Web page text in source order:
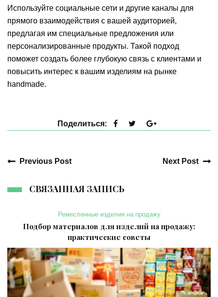
Используйте социальные сети и другие каналы для
прямого взаимодействия с вашей аудиторией,
предлагая им специальные предложения или
персонализированные продукты. Такой подход
поможет создать более глубокую связь с клиентами и
повысить интерес к вашим изделиям на рынке
handmade.
Поделиться:
Previous Post Next Post
СВЯЗАННАЯ ЗАПИСЬ
Ремесленные изделия на продажу
Подбор материалов для изделий на продажу:
практические советы